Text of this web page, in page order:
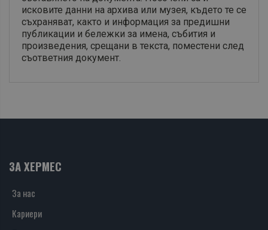
исковите данни на архива или музея, където те се
съхраняват, както и информация за предишни
публикации и бележки за имена, събития и
произведения, срещани в текста, поместени след
съответния документ.
ЗА ХЕРМЕС
За нас
Кариери